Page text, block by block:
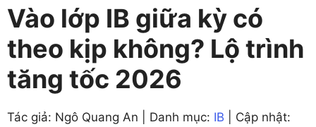
Vào lớp IB giữa kỳ có
theo kịp không? Lộ trình
tăng tốc 2026
Tác giả: Ngô Quang An | Danh mục: IB | Cập nhật: